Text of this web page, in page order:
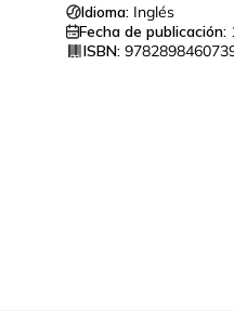
Idioma: Inglés
Fecha de publicación:
ISBN: